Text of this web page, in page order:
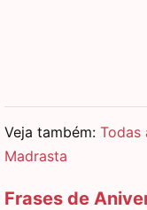
Veja também: Todas
Madrasta
Frases de